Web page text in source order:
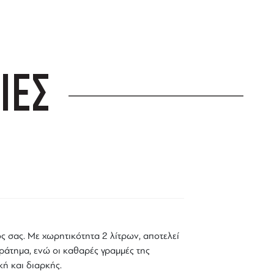
σας. Με χωρητικότητα 2 λίτρων, αποτελεί
ενώ οι καθαρές γραμμές της
και διαρκής.